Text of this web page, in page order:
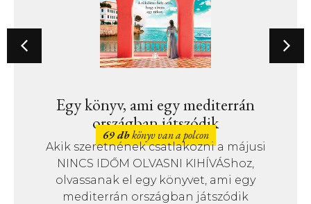
Egy könyv, ami egy mediterrán
országban játszódik
69 dbkönyv van a polcon
Akik szeretnének csatlakozni a májusi
NINCS IDŐM OLVASNI KIHÍVÁShoz,
olvassanak el egy könyvet, ami egy
mediterrán országban játszódik